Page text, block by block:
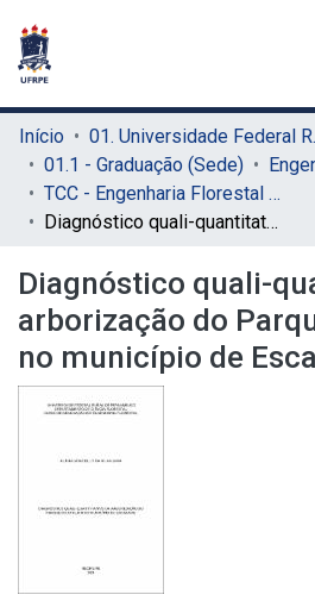
Início
01.
01.1 - Graduação (Sede)
TCC - Engenharia Florestal (Sede)
Diagnóstico quali-quantitativo da arborização do Parque do Atalaia no município de Escada-PE
Diagnóstico quali-
arborização do
no município de